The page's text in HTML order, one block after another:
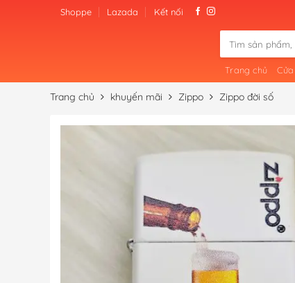
Shoppe Lazada Kết nối
Tìm
Trang chủ
Trang chủ khuyến mãi Zippo Zippo đời số